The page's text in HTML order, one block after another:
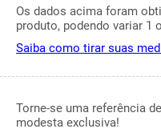
Os dados acima foram
produto, podendo variar 1
Saiba como tirar suas
Torne-se uma referência
modesta exclusiva!